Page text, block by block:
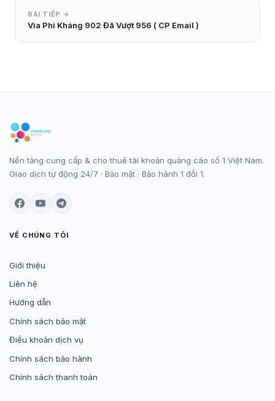
BÀI TIẾP →
Via Phi Kháng 902 Đã Vượt 956 ( CP Email )
Nền tảng cung cấp & cho thuê tài khoản quảng cáo số 1 Việt Nam.
Giao dịch tự động 24/7 · Bảo mật · Bảo hành 1 đổi 1.
VỀ CHÚNG TÔI
Giới thiệu
Liên hệ
Hướng dẫn
Chính sách bảo mật
Điều khoản dịch vụ
Chính sách bảo hành
Chính sách thanh toán